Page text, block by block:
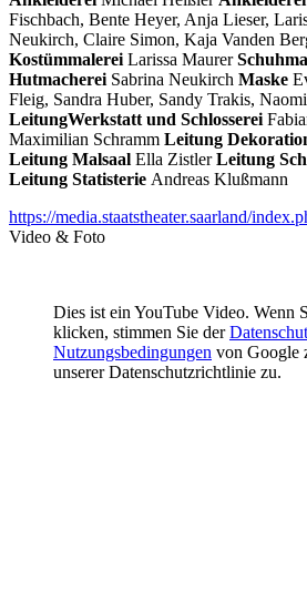
Fischbach, Bente Heyer, Anja Lieser,
Neukirch, Claire Simon, Kaja Vanden
Kostümmalerei Larissa Maurer
Hutmacherei Sabrina Neukirch Maske
Fleig, Sandra Huber, Sandy Trakis,
LeitungWerkstatt und Schlosserei
Maximilian Schramm Leitung
Leitung Malsaal Ella ZistlerLeitung
Leitung Statisterie Andreas Klußmann
https://media.staatstheater.saarland/
Video & Foto
Dies ist ein YouTube Video. Wenn
klicken, stimmen Sie der
Nutzungsbedingungen von Google
unserer Datenschutzrichtlinie zu.